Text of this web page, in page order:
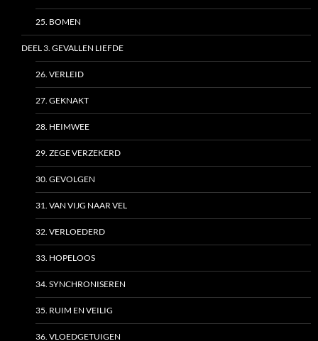
25. BOMEN
DEEL 3. GEVALLEN LIEFDE
26. VERLEID
27. GEKNAKT
28. HEIMWEE
29. ZEGE VERZEKERD
30. GEVOLGEN
31. VAN VIJG NAAR VEL
32. VERLOEDERD
33. HOPELOOS
34. SYNCHRONISEREN
35. RUIM EN VEILIG
36. VLOEDGETUIGEN